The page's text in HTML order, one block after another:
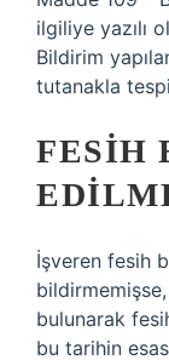
ilgiliye yazılı
Bildirim
tutanakla
FESIH
İşveren fesih
bulunarak
bu tarihin